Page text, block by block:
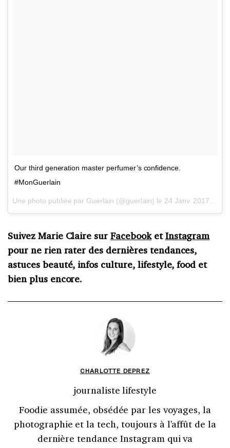
Our third generation master perfumer’s confidence.
#MonGuerlain
Une photo publiée par Guerlain (@guerlain) le 24 Janv. 2017 à 6h02 PST
Suivez Marie Claire surFacebooketInstagram
pour ne rien rater des dernières tendances,
astuces beauté, infos culture, lifestyle, food et
bien plus encore.
CHARLOTTE DEPREZ
journaliste lifestyle
Foodie assumée, obsédée par les voyages, la
photographie et la tech, toujours à l'affût de la
dernière tendance Instagram qui va